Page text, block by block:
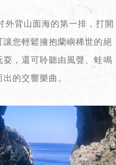
外背山面海的第一排，打開
您輕鬆擁抱蘭嶼稀世的絕
，還可聆聽由風聲、蛙鳴
的交響樂曲。